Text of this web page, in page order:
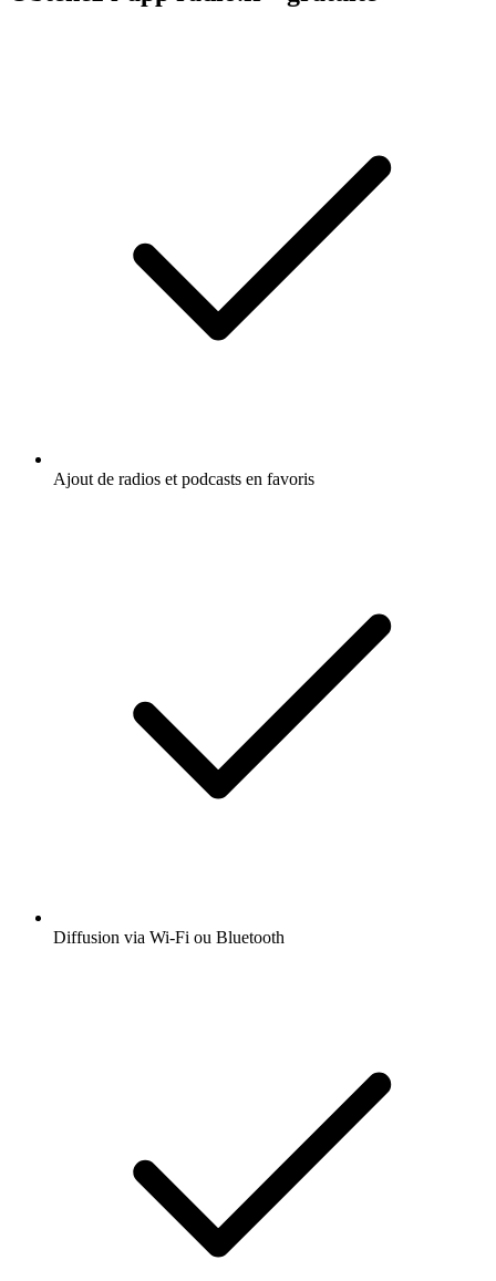
Ajout de radios et podcasts en favoris
Diffusion via Wi-Fi ou Bluetooth